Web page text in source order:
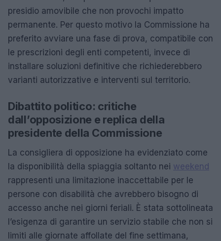
presidio amovibile che non provochi impatto
permanente. Per questo motivo la Commissione ha
preferito avviare una fase di prova, compatibile con
le prescrizioni degli enti competenti, invece di
installare soluzioni definitive che richiederebbero
varianti autorizzative e interventi sul territorio.
Dibattito politico: critiche
dall’opposizione e replica della
presidente della Commissione
La consigliera di opposizione ha evidenziato come
la disponibilità della spiaggia soltanto nei weekend
rappresenti una limitazione inaccettabile per le
persone con disabilità che avrebbero bisogno di
accesso anche nei giorni feriali. È stata sottolineata
l’esigenza di garantire un servizio stabile che non si
limiti alle giornate affollate del fine settimana,